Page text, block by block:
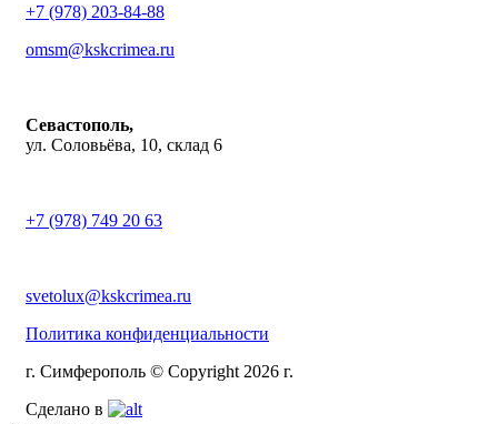
+7 (978) 203-84-88
omsm@kskcrimea.ru
Севастополь,
ул. Соловьёва, 10, склад 6
+7 (978) 749 20 63
svetolux@kskcrimea.ru
Политика конфиденциальности
г. Симферополь © Copyright 2026 г.
Сделано в